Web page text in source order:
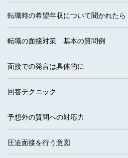
転職時の希望年収について聞かれたら
転職の面接対策 基本の質問例
面接での発言は具体的に
回答テクニック
予想外の質問への対応力
圧迫面接を行う意図